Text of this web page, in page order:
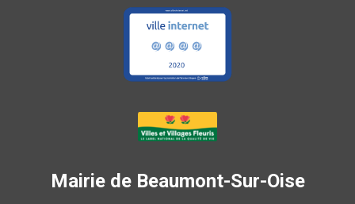
Mairie de Beaumont-Sur-Oise